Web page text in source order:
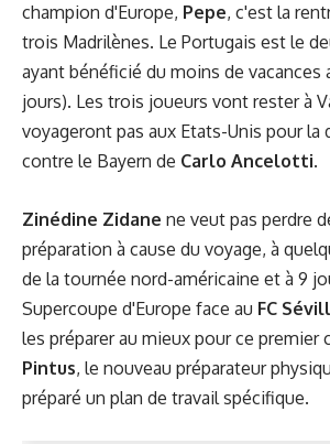
champion d'Europe, Pepe, c'est la
trois Madrilènes. Le Portugais est le
ayant bénéficié du moins de vacances
jours). Les trois joueurs vont rester à
voyageront pas aux Etats-Unis pour la
contre le Bayern de Carlo Ancelotti.
Zinédine Zidane ne veut pas perdre
préparation à cause du voyage, à
de la tournée nord-américaine et à 9
Supercoupe d'Europe face au FC
les préparer au mieux pour ce premier
Pintus, le nouveau préparateur
préparé un plan de travail spécifique.